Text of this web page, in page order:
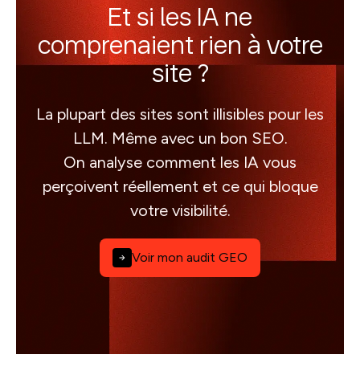
Et si les IA ne
comprenaient rien à votre
site ?
La plupart des sites sont illisibles pour les
LLM. Même avec un bon SEO.
On analyse comment les IA vous
perçoivent réellement et ce qui bloque
votre visibilité.
Voir mon audit GEO